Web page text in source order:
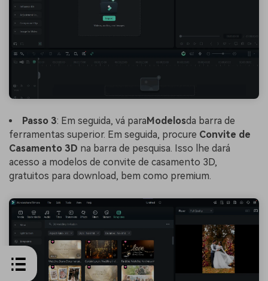
Passo 3: Em seguida, vá para Modelosda barra de
ferramentas superior. Em seguida, procure Convite de
Casamento 3D na barra de pesquisa. Isso lhe dará
acesso a modelos de convite de casamento 3D,
gratuitos para download, bem como premium.